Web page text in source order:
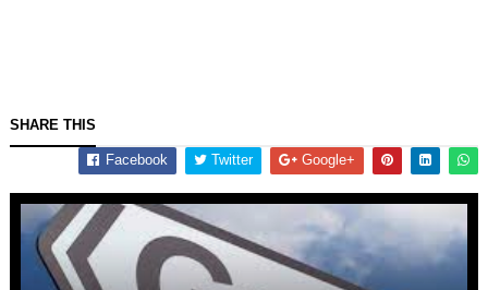
SHARE THIS
Facebook Twitter Google+